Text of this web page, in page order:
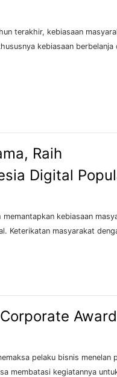
terakhir, kebiasaan
kebiasaan berbelanja
Raih
Digital
kebiasaan
Keterikatan masyarakat
Award
pelaku bisnis menelan
membatasi kegiatannya